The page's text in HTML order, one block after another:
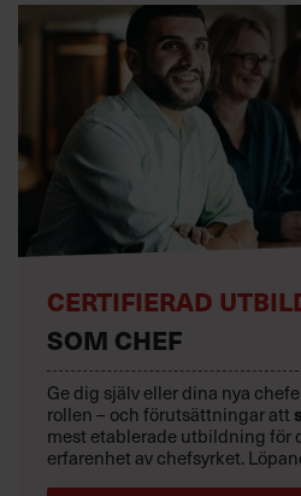
CERTIFIERAD
SOM CHEF
Ge dig själv eller dina nya
rollen – och förutsättningar att
mest etablerade utbildning för
erfarenhet av chefsyrket.